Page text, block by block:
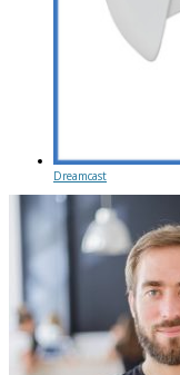
Dreamcast